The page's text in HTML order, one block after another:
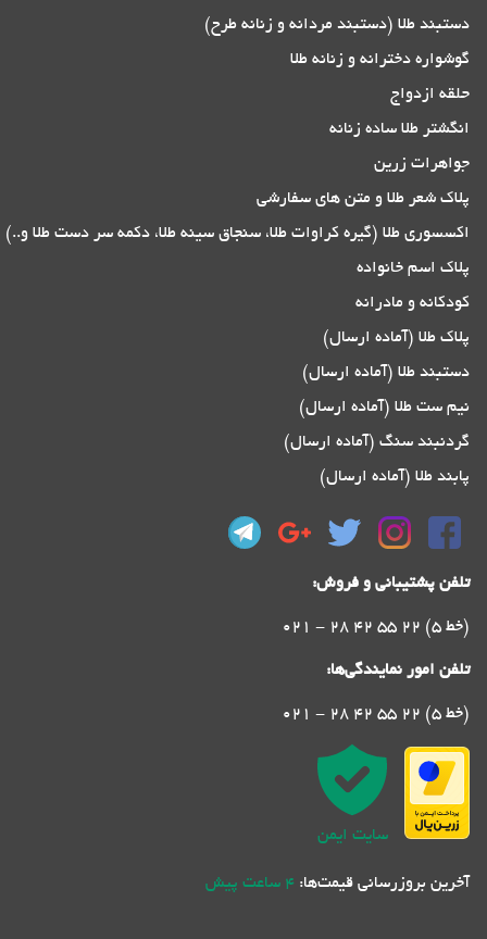
دستبند طلا (دستبند مردانه و زنانه طرح)
گوشواره دخترانه و زنانه طلا
حلقه ازدواج
انگشتر طلا ساده زنانه
جواهرات زرین
پلاک شعر طلا و متن های سفارشی
اکسسوری طلا (گیره کراوات طلا، سنجاق سینه طلا، دکمه سر دست طلا و..)
پلاک اسم خانواده
کودکانه و مادرانه
پلاک طلا (آماده ارسال)
دستبند طلا (آماده ارسال)
نیم ست طلا (آماده ارسال)
گردنبند سنگ (آماده ارسال)
پابند طلا (آماده ارسال)
تلفن پشتیبانی و فروش:
021 - 28 42 55 22 (5 خط)
تلفن امور نمایندگی‌ها:
021 - 28 42 55 22 (5 خط)
سایت ایمن
آخرین بروزرسانی قیمت‌ها: 4 ساعت پیش